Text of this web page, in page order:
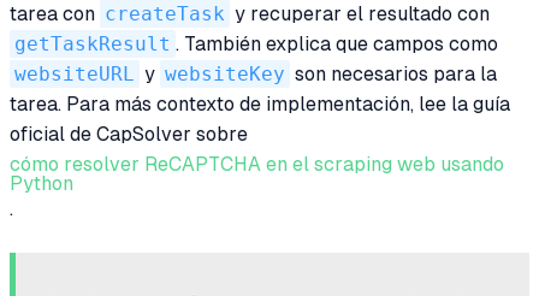
tarea con createTask y recuperar el resultado con
getTaskResult . También explica que campos como
websiteURL y websiteKey son necesarios para la
tarea. Para más contexto de implementación, lee la guía
oficial de CapSolver sobre
cómo resolver ReCAPTCHA en el scraping web usando
Python
.